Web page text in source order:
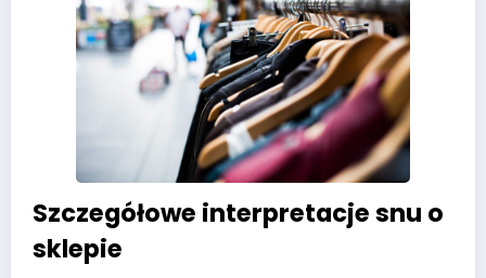
Szczegółowe interpretacje snu o
sklepie